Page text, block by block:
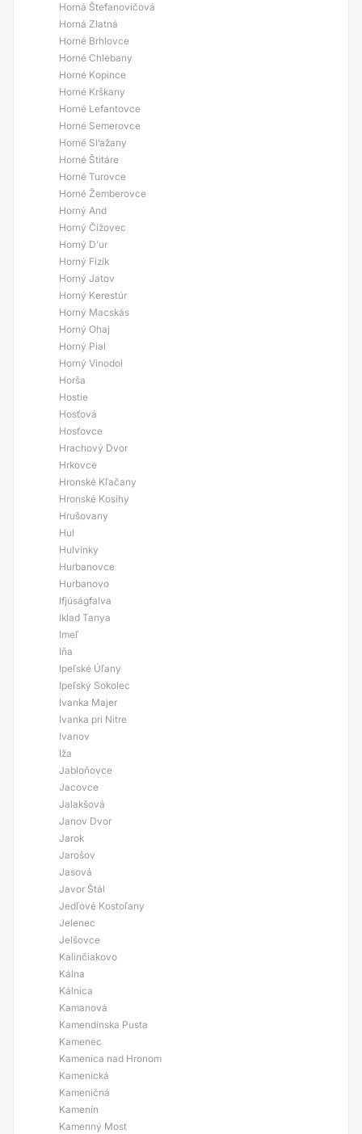
Horná Štefanovičová
Horná Zlatná
Horné Brhlovce
Horné Chlebany
Horné Kopince
Horné Krškany
Horné Lefantovce
Horné Semerovce
Horné Sl’ažany
Horné Štitáre
Horné Turovce
Horné Žemberovce
Horný And
Horný Čížovec
Horný D’ur
Horný Fizík
Horný Jatov
Horný Kerestúr
Horný Macskás
Horný Ohaj
Horný Pial
Horný Vinodol
Horša
Hostie
Hosťová
Hosťovce
Hrachový Dvor
Hrkovce
Hronské Kľačany
Hronské Kosihy
Hrušovany
Hul
Hulvínky
Hurbanovce
Hurbanovo
Ifjúságfalva
Iklad Tanya
Imeľ
Iňa
Ipeľské Úľany
Ipeľský Sokolec
Ivanka Majer
Ivanka pri Nitre
Ivanov
Iža
Jabloňovce
Jacovce
Jalakšová
Janov Dvor
Jarok
Jarošov
Jasová
Javor Štál
Jedľové Kostoľany
Jelenec
Jelšovce
Kalinčiakovo
Kálna
Kálnica
Kamanová
Kamendínska Pusta
Kamenec
Kamenica nad Hronom
Kamenická
Kameničná
Kamenín
Kamenný Most